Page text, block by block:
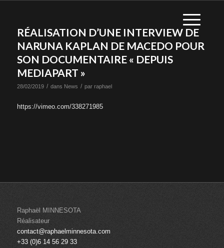
RÉALISATION D’UNE INTERVIEW DE
NARUNA KAPLAN DE MACEDO POUR
SON DOCUMENTAIRE « DEPUIS
MEDIAPART »
28/02/2019 / dans News / par raphael
https://vimeo.com/338271985
Raphaël MINNESOTA
Réalisateur
contact@raphaelminnesota.com
+33 (0)6 14 56 29 33